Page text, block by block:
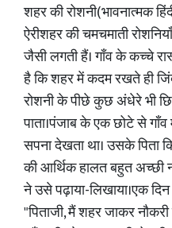
शहर की रोशनी(भावनात्मक
ऐरीशहर की चमचमाती
जैसी लगती हैं। गाँव के कच्चे
है कि शहर में कदम रखते ही
रोशनी के पीछे कुछ अंधेरे भी
पाता।पंजाब के एक छोटे से गाँव
सपना देखता था। उसके पिता
की आर्थिक हालत बहुत अच्छी
ने उसे पढ़ाया-लिखाया।एक
"पिताजी, मैं शहर जाकर नौकरी